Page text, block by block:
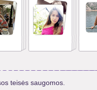
teisės saugomos.